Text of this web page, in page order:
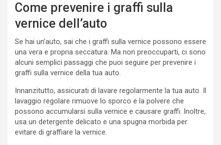
Come prevenire i graffi sulla
vernice dell’auto
Se hai un’auto, sai che i graffi sulla vernice possono essere
una vera e propria seccatura. Ma non preoccuparti, ci sono
alcuni semplici passaggi che puoi seguire per prevenire i
graffi sulla vernice della tua auto.
Innanzitutto, assicurati di lavare regolarmente la tua auto. Il
lavaggio regolare rimuove lo sporco e la polvere che
possono accumularsi sulla vernice e causare graffi. Inoltre,
usa un detergente delicato e una spugna morbida per
evitare di graffiare la vernice.